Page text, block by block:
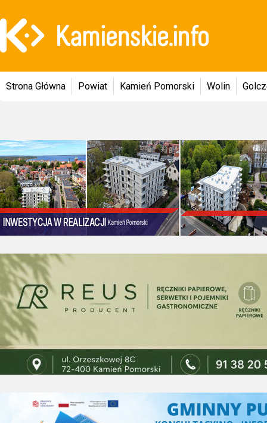
Strona Główna Powiat Kamień Pomorski Wolin